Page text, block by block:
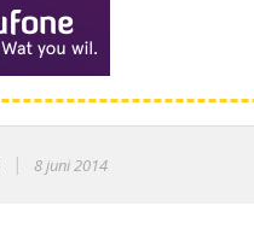
| 8 juni 2014